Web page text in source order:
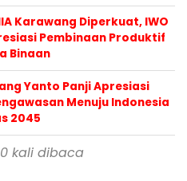
Karawang Diperkuat, IWO
Pembinaan Produktif
Binaan
Yanto Panji Apresiasi
Menuju Indonesia
2045
kali dibaca